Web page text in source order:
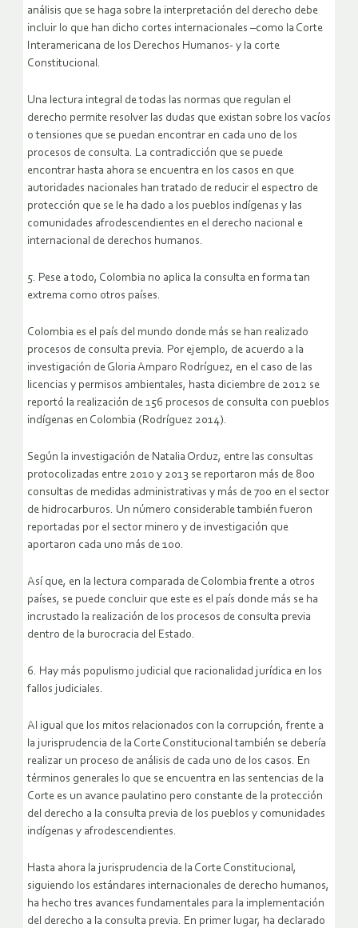
análisis que se haga sobre la interpretación del derecho debe
incluir lo que han dicho cortes internacionales –como la Corte
Interamericana de los Derechos Humanos- y la corte
Constitucional.
Una lectura integral de todas las normas que regulan el
derecho permite resolver las dudas que existan sobre los vacíos
o tensiones que se puedan encontrar en cada uno de los
procesos de consulta. La contradicción que se puede
encontrar hasta ahora se encuentra en los casos en que
autoridades nacionales han tratado de reducir el espectro de
protección que se le ha dado a los pueblos indígenas y las
comunidades afrodescendientes en el derecho nacional e
internacional de derechos humanos.
5. Pese a todo, Colombia no aplica la consulta en forma tan
extrema como otros países.
Colombia es el país del mundo donde más se han realizado
procesos de consulta previa. Por ejemplo, de acuerdo a la
investigación de Gloria Amparo Rodríguez, en el caso de las
licencias y permisos ambientales, hasta diciembre de 2012 se
reportó la realización de 156 procesos de consulta con pueblos
indígenas en Colombia (Rodríguez 2014).
Según la investigación de Natalia Orduz, entre las consultas
protocolizadas entre 2010 y 2013 se reportaron más de 800
consultas de medidas administrativas y más de 700 en el sector
de hidrocarburos. Un número considerable también fueron
reportadas por el sector minero y de investigación que
aportaron cada uno más de 100.
Así que, en la lectura comparada de Colombia frente a otros
países, se puede concluir que este es el país donde más se ha
incrustado la realización de los procesos de consulta previa
dentro de la burocracia del Estado.
6. Hay más populismo judicial que racionalidad jurídica en los
fallos judiciales.
Al igual que los mitos relacionados con la corrupción, frente a
la jurisprudencia de la Corte Constitucional también se debería
realizar un proceso de análisis de cada uno de los casos. En
términos generales lo que se encuentra en las sentencias de la
Corte es un avance paulatino pero constante de la protección
del derecho a la consulta previa de los pueblos y comunidades
indígenas y afrodescendientes.
Hasta ahora la jurisprudencia de la Corte Constitucional,
siguiendo los estándares internacionales de derecho humanos,
ha hecho tres avances fundamentales para la implementación
del derecho a la consulta previa. En primer lugar, ha declarado